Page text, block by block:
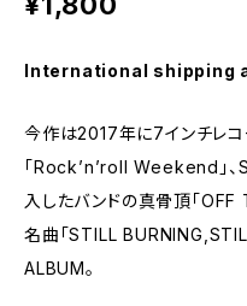
International shipping
今作は2017年に7インチレコ
「Rock’n’roll Weekend」
入したバンドの真骨頂「OFF
名曲「STILL
ALBUM。